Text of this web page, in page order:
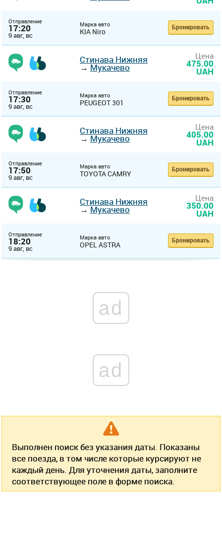
Отправление
17:20
9 авг, вс
Марка авто
KIA Niro Бронировать
Стинава Нижняя
→Мукачево
Цена
475.00
UAH
Отправление
17:30
9 авг, вс
Марка авто
PEUGEOT 301 Бронировать
Стинава Нижняя
→Мукачево
Цена
405.00
UAH
Отправление
17:50
9 авг, вс
Марка авто
TOYOTA CAMRY Бронировать
Стинава Нижняя
→Мукачево
Цена
350.00
UAH
Отправление
18:20
9 авг, вс
Марка авто
OPEL ASTRA Бронировать
ad
ad
Выполнен поиск без указания даты. Показаны
все поезда, в том числе которые курсируют не
каждый день. Для уточнения даты, заполните
соответствующее поле в форме поиска.